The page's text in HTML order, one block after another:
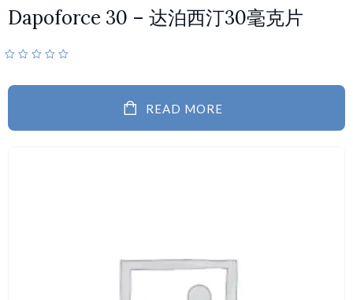
Dapoforce 30 – 达泊西汀30毫克片
READ MORE